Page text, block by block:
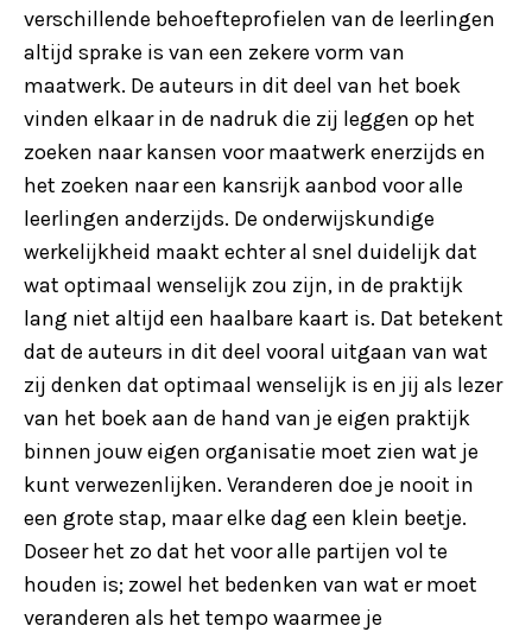
verschillende behoefteprofielen van de leerlingen
altijd sprake is van een zekere vorm van
maatwerk. De auteurs in dit deel van het boek
vinden elkaar in de nadruk die zij leggen op het
zoeken naar kansen voor maatwerk enerzijds en
het zoeken naar een kansrijk aanbod voor alle
leerlingen anderzijds. De onderwijskundige
werkelijkheid maakt echter al snel duidelijk dat
wat optimaal wenselijk zou zijn, in de praktijk
lang niet altijd een haalbare kaart is. Dat betekent
dat de auteurs in dit deel vooral uitgaan van wat
zij denken dat optimaal wenselijk is en jij als lezer
van het boek aan de hand van je eigen praktijk
binnen jouw eigen organisatie moet zien wat je
kunt verwezenlijken. Veranderen doe je nooit in
een grote stap, maar elke dag een klein beetje.
Doseer het zo dat het voor alle partijen vol te
houden is; zowel het bedenken van wat er moet
veranderen als het tempo waarmee je